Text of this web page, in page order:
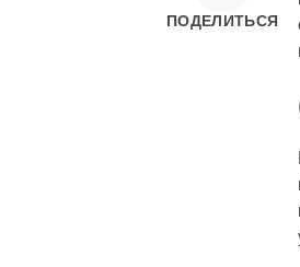
ПОДЕЛИТЬСЯ